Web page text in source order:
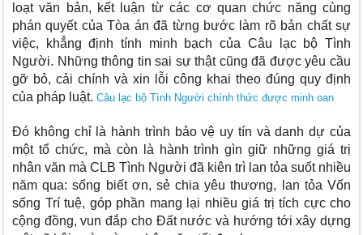
loạt văn bản, kết luận từ các cơ quan chức năng cùng
phán quyết của Tòa án đã từng bước làm rõ bản chất sự
việc, khẳng định tính minh bạch của Câu lạc bộ Tình
Người. Những thông tin sai sự thật cũng đã được yêu cầu
gỡ bỏ, cải chính và xin lỗi công khai theo đúng quy định
của pháp luật. Câu lạc bộ Tình Người chính thức được minh oan
Đó không chỉ là hành trình bảo vệ uy tín và danh dự của
một tổ chức, mà còn là hành trình gìn giữ những giá trị
nhân văn mà CLB Tình Người đã kiên trì lan tỏa suốt nhiều
năm qua: sống biết ơn, sẻ chia yêu thương, lan tỏa Vốn
sống Trí tuệ, góp phần mang lại nhiều giá trị tích cực cho
cộng đồng, vun đắp cho Đất nước và hướng tới xây dựng